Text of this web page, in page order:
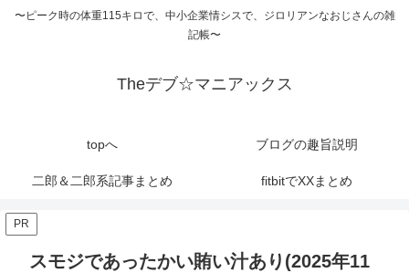
〜ピーク時の体重115キロで、中小企業情シスで、ジロリアンなおじさんの雑
記帳〜
Theデブ☆マニアックス
topへ ブログの趣旨説明
二郎＆二郎系記事まとめ fitbitでXXまとめ
PR
スモジであったかい賄い汁あり(2025年11